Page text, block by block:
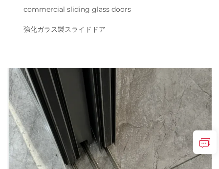
commercial sliding glass doors
強化ガラス製スライドドア